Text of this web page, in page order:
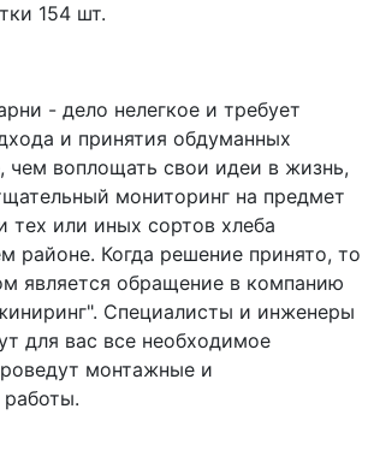
154 шт.
- дело нелегкое и требует
и принятия обдуманных
воплощать свои идеи в жизнь,
мониторинг на предмет
тех или иных сортов хлеба
районе. Когда решение принято, то
является обращение в компанию
Специалисты и инженеры
для вас все необходимое
монтажные и